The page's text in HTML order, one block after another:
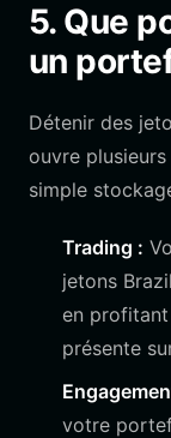
5. Que
un
Détenir des
ouvre
simple
Trading :
jetons
en
présente
votre